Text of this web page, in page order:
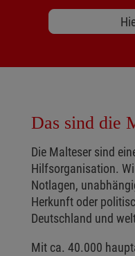
Das sind die
Die Malteser sind
Hilfsorganisation.
Notlagen,
Herkunft oder
Deutschland und
Mit ca. 40.000